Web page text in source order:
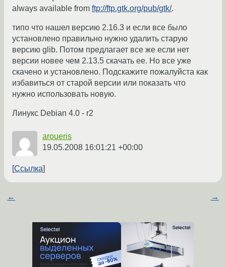
always available from ftp://ftp.gtk.org/pub/gtk/.
типо что нашел версию 2.16.3 и если все было
установлено правильно нужно удалить старую
версию glib. Потом предлагает все же если нет
версии новее чем 2.13.5 скачать ее. Но все уже
скачено и установлено. Подскажите пожалуйста как
избавиться от старой версии или показать что
нужно использовать новую.
Линукс Debian 4.0 - r2
aroueris
19.05.2008 16:01:21 +00:00
Ссылка
← →